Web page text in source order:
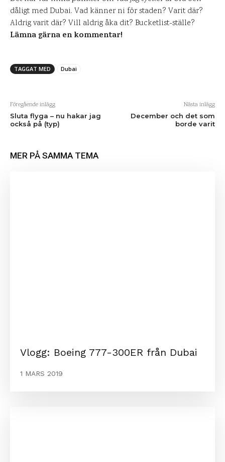
dåligt med Dubai. Vad känner ni för staden? Varit där?
Aldrig varit där? Vill aldrig åka dit? Bucketlist-ställe?
Lämna gärna en kommentar!
TAGGAT MED Dubai
Föregående inlägg
Sluta flyga – nu hakar jag
också på (typ)
Nästa inlägg
December och det som
borde varit
MER PÅ SAMMA TEMA
Vlogg: Boeing 777-300ER från Dubai
1 MARS 2019